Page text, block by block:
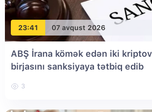
23:41 07 avqust 2026
ABŞ İrana kömək edən iki
birjasını sanksiyaya tətbiq edib
3